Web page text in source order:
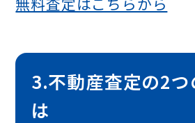
3.不動産査定の2つ
は